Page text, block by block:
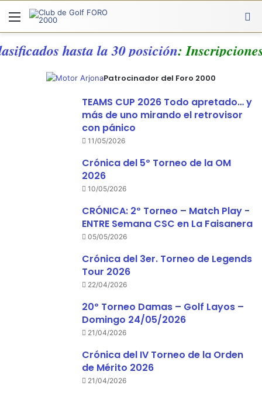
Menú
hasta la 30 posición:
Patrocinador del Foro 2000
TEAMS CUP 2026 Todo apretado… y
más de uno mirando el retrovisor
con pánico
11/05/2026
Crónica del 5º Torneo de la OM
2026
10/05/2026
CRÓNICA: 2º Torneo – Match Play -
ENTRE Semana CSC en La Faisanera
05/05/2026
Crónica del 3er. Torneo de Legends
Tour 2026
22/04/2026
20º Torneo Damas – Golf Layos –
Domingo 24/05/2026
21/04/2026
Crónica del IV Torneo de la Orden
de Mérito 2026
21/04/2026